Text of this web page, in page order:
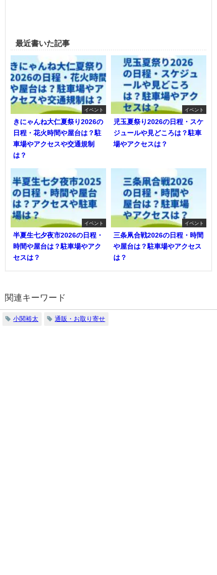
最近書いた記事
イベント
きにゃんね大仁夏祭り2026の
日程・花火時間や屋台は？駐
車場やアクセスや交通規制
は？
イベント
児玉夏祭り2026の日程・スケ
ジュールや見どころは？駐車
場やアクセスは？
イベント
半夏生七夕夜市2026の日程・
時間や屋台は？駐車場やアク
セスは？
イベント
三条凧合戦2026の日程・時間
や屋台は？駐車場やアクセス
は？
関連キーワード
小関裕太 通販・お取り寄せ